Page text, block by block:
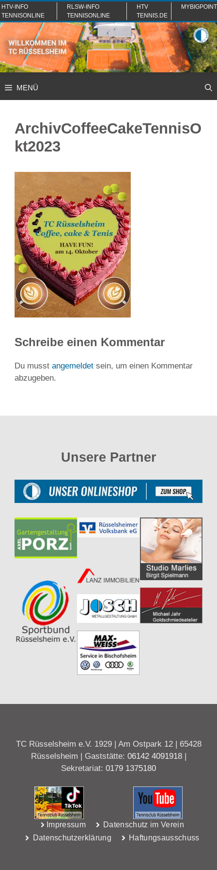
Zum
Inhalt
springen
HTV-INFO
TENNISONLINE
RLSW-INFO
TENNISONLINE
HTV
TENNIS.DE
MYBIGPOINT
MENÜ
ArchivCoffeeCakeTennisO
kt2023
Schreibe einen Kommentar
Du musst angemeldet sein, um einen Kommentar
abzugeben.
Unsere Partner
TC Rüsselsheim e.V. 1929 | Am Ostpark 12 | 65428
Rüsselsheim | Gaststätte: 06142 4091918|
Sekretariat: 0179 1375180
Impressum
Datenschutz im Verein
Datenschutzerklärung
Haftungsausschuss